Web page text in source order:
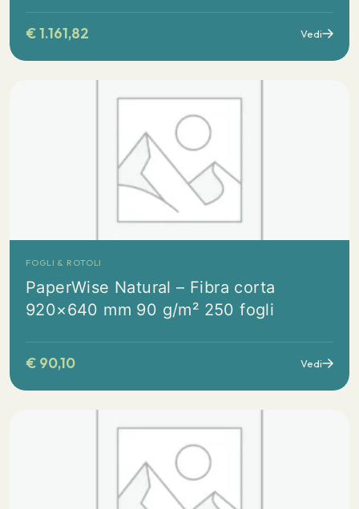
€1.161,82 Vedi
FOGLI & ROTOLI
PaperWise Natural – Fibra corta
920×640 mm 90 g/m² 250 fogli
€ 90,10 Vedi